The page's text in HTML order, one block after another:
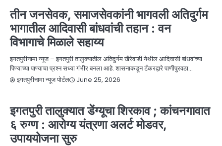
तीन जनसेवक, समाजसेवकांनी भागवली अतिदुर्गम
भागातील आदिवासी बांधवांची तहान : वन
विभागाचे मिळाले सहाय्य
इगतपुरीनामा न्यूज – इगतपुरी तालुक्यातील अतिदुर्गम खैरेवाडी येथील आदिवासी बांधवांच्या
पिण्याच्या पाण्याचा प्रश्न सध्या गंभीर बनला आहे. शासनाकडून टँकरद्वारे पाणीपुरवठा…
इगतपुरीनामा न्यूज पोर्टल
June 25, 2026
इगतपुरी तालुक्यात डेंग्यूचा शिरकाव ; कांचनगावात
६ रुग्ण : आरोग्य यंत्रणा अलर्ट मोडवर,
उपाययोजना सुरु